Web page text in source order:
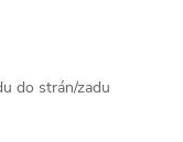
do strán/zadu